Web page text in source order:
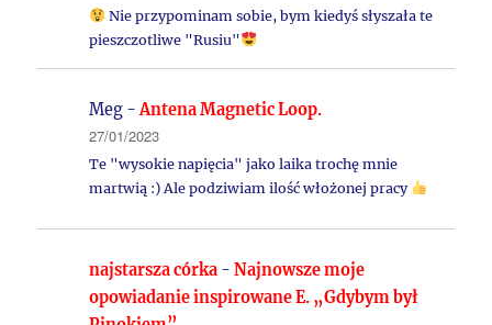
Nie przypominam sobie, bym kiedyś słyszała te
pieszczotliwe "Rusiu"
Meg -Antena Magnetic Loop.
27/01/2023
Te "wysokie napięcia" jako laika trochę mnie
martwią :) Ale podziwiam ilość włożonej pracy
najstarsza córka -Najnowsze moje
opowiadanie inspirowane E. „Gdybym był